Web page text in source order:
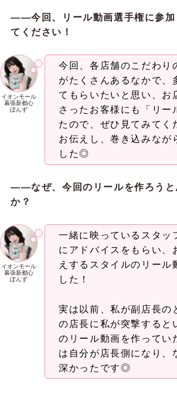
――今回、リール動画選手権に参加
てください！
イオンモール
幕張新都心
ぽんず
今回、各店舗のこだわり
がたくさんあるなかで、
てもらいたいと思い、お
さったお客様にも「リー
たので、ぜひ見てみてく
お伝えし、巻き込みなが
した◎
――なぜ、今回のリールを作ろ う
か？
イオンモール
幕張新都心
ぽんず
一緒に映っているスタッ
にアドバイスをもらい、
えするスタイルのリール
した！
実は以前、私が副店長の
の店長に私が突撃すると
のリール動画を作ってい
は自分が店長側になり、
深かったです◎